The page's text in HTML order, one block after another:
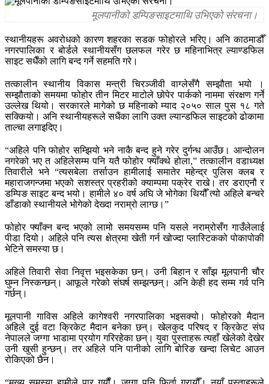
मूलपानीको डम्पिङसाइटमाथि उभिएको संरचना।
स्थानीयहरू अवरोधको कारण शहरका सडक फोहोरले भरिए। अनि काठमाडौँ
नगरपालिका र बोर्डले स्थानीयसँग छलफल गरेर छ महिनाभित्र ल्याण्डफिल
साइट सधैँको लागि बन्द गर्ने सहमति गरे।
तत्कालीन स्थानीय विकास मन्त्री चिरञ्जीवी वाग्लेसँगै सम्झौता भयो ।
सम्झौताको समयमा फोहोर तीन मिटर माटोले छोपेर पार्कको नाममा संरक्षण गर्ने
उल्लेख थियो। सरकारले मागेको छ महिनाको म्याद २०५० साल पुस १८ गते
सक्कियो। अनि स्थानीयहरूले सधैंका लागि उक्त ल्यान्डफिल साइटको ढोकामा
ताल्चा लगाइदिए।
“अहिले पनि फोहोर सम्झियो भने नाकै बन्द हुने गरेर दुर्गन्ध आउँछ। आन्दोलन
नगरेको भए त अहिलेसम्म पनि यतै फोहोर फ्याँक्थे होला,” तत्कालीन वडाध्यक्ष
तिवारीले भने “त्यसबेला तर्साउन हामीलाई समातेर महेन्द्र पुलिस क्लब र
महाराजगन्जमा भएको सशस्त्र प्रहरीको क्याम्पमा पक्रेर राखे। तर डराएनौ र
डम्पिङ साइट बन्द भयो। हामीले ४० वर्ष अघि जे भोगेका थियौँ त्यो अहिले बन्चरे
डाँडाको स्थानीयले भोगेको देख्दा नराम्रो लाग्छ।”
फोहोर फ्याँक्न बन्द भएको लामो समयसम्म पनि यसले नराम्रोसँग गाउँलेलाई
पीडा दियो। अहिले पनि त्यस क्षेत्रमा खेती गर्न खोज्दा प्लास्टिकको पोकापोकी
भेटिने समस्या छ।
अहिले तिवारी सेवा निवृत्त भइसकेका छन्। उनी बिहान र साँझ मूलपानी चौर
घुम्न निस्कन्छन्। आफूले गरेको संघर्ष सम्झन्छन्। अनि केही हद सम्म गर्व पनि
गर्छन्।
मूलपानी गाविस अहिले कागेश्वरी नगरपालिका भइसक्यो। फोहोरको मैदान
अहिले दुई वटा क्रिकेट मैदान बनेका छन्। खेलकुद परिषद् र क्रिकेट संघ
नेपालले जग्गा भाडामा प्रयोग गरिरहेका छन्। युवा पुस्ताहरू त्यहाँ खेलेको देखेर
उनी खुसी हुन्छन्। तर अहिले पनि पानीको लागि बोरिङ खन्दा लिचेट आउन
रोकिएको छैन।